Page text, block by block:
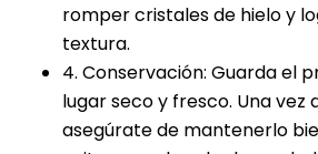
romper cristales de hielo y
textura.
4. Conservación: Guarda el
lugar seco y fresco. Una vez
asegúrate de mantenerlo